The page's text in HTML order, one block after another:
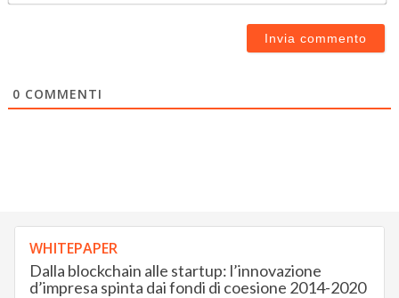
0 COMMENTI
WHITEPAPER
Dalla blockchain alle startup: l’innovazione
d’impresa spinta dai fondi di coesione 2014-2020